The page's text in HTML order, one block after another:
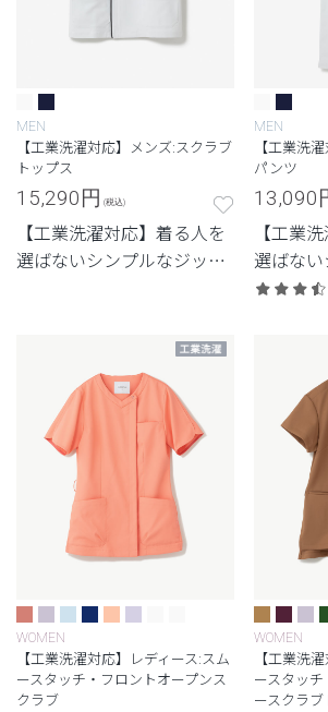
MEN
【工業洗濯対応】メンズ:スクラブ
トップス
15,290円 (税込)
【工業洗濯対応】着る人を
選ばないシンプルなジップ
MEN
【工業洗
パンツ
13,090
【工業
選ばな
ブパンツ
WOMEN
【工業洗濯対応】レディース:スム
ースタッチ・フロントオープンス
クラブ
WOMEN
【工業洗
ースタッ
ースクラ